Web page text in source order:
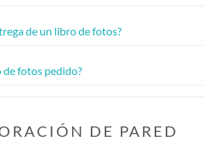
de un libro de fotos?
fotos pedido?
DE PARED